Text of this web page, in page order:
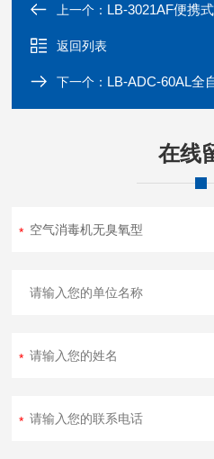
上一个： LB-3021AF便携式红
返回列表
下一个： LB-ADC-60AL全
在线